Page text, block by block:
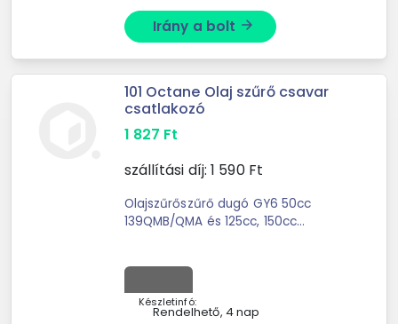
Irány a bolt arrow_forward
101 Octane Olaj szűrő csavar
csatlakozó
1 827 Ft
szállítási díj: 1 590Ft
Olajszűrőszűrő dugó GY6 50cc
139QMB/QMA és 125cc, 150cc
cseréjét is javasoljuk.
Készletinfó:
Rendelhető, 4 nap